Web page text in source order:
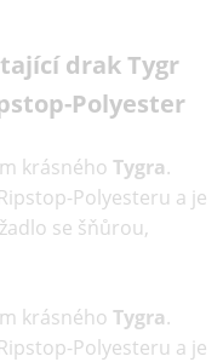
drak Tygr
Polyester
krásného Tygra.
Polyesteru a je
se šňůrou,
krásného Tygra.
Polyesteru a je